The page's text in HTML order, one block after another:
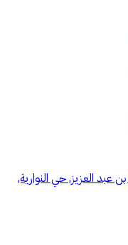
عبد العزيز, حي النوارية,